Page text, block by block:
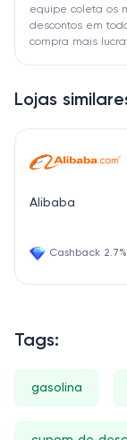
Lojas
Alibaba
Cashback 2.7%
Tags:
gasolina
equipe coleta os
descontos em
compra mais